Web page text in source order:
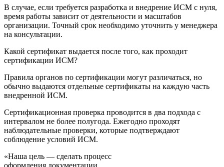
В случае, если требуется разработка и внедрение ИСМ с нуля,
время работы зависит от деятельности и масштабов
организации. Точный срок необходимо уточнить у менеджера
на консультации.
Какой сертификат выдается после того, как проходит
сертификации ИСМ?
Правила органов по сертификации могут различаться, но
обычно выдаются отдельные сертификаты на каждую часть
внедренной ИСМ.
Сертификационная проверка проводится в два подхода с
интервалом не более полугода. Ежегодно проходят
наблюдательные проверки, которые подтверждают
соблюдение условий ИСМ.
«Наша цель — сделать процесс
оформления документации